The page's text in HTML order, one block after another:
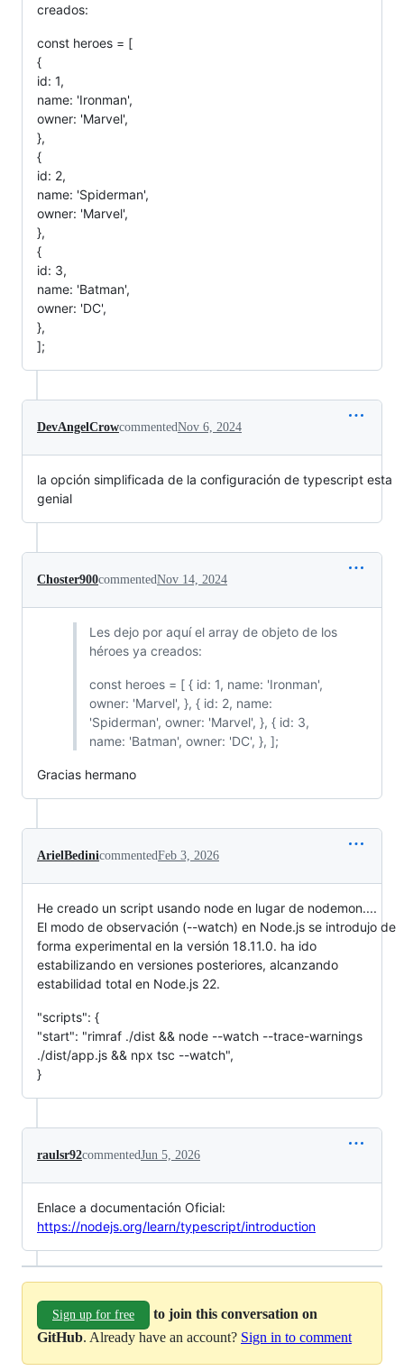
creados:
const heroes = [
{
id: 1,
name: 'Ironman',
owner: 'Marvel',
},
{
id: 2,
name: 'Spiderman',
owner: 'Marvel',
},
{
id: 3,
name: 'Batman',
owner: 'DC',
},
];
DevAngelCrowcommentedNov 6, 2024
la opción simplificada de la configuración de typescript esta
genial
Choster900commentedNov 14, 2024
Les dejo por aquí el array de objeto de los
héroes ya creados:
const heroes = [ { id: 1, name: 'Ironman',
owner: 'Marvel', }, { id: 2, name:
'Spiderman', owner: 'Marvel', }, { id: 3,
name: 'Batman', owner: 'DC', }, ];
Gracias hermano
ArielBedinicommentedFeb 3, 2026
He creado un script usando node en lugar de nodemon....
El modo de observación (--watch) en Node.js se introdujo de
forma experimental en la versión 18.11.0. ha ido
estabilizando en versiones posteriores, alcanzando
estabilidad total en Node.js 22.
"scripts": {
"start": "rimraf ./dist && node --watch --trace-warnings
./dist/app.js && npx tsc --watch",
}
raulsr92commentedJun 5, 2026
Enlace a documentación Oficial:
https://nodejs.org/learn/typescript/introduction
Sign up for free
to join this conversation on
GitHub. Already have an account? Sign in to comment